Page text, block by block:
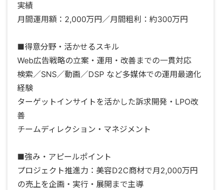
実績
月間運用額：2,000万円／月間粗利：約300万円
■得意分野・活かせるスキル
Web広告戦略の立案・運用・改善までの一貫対応
検索／SNS／動画／DSP など多媒体での運用最適化
経験
ターゲットインサイトを活かした訴求開発・LPO改
善
チームディレクション・マネジメント
■強み・アピールポイント
プロジェクト推進力：美容D2C商材で月2,000万円
の売上を企画・実行・展開まで主導